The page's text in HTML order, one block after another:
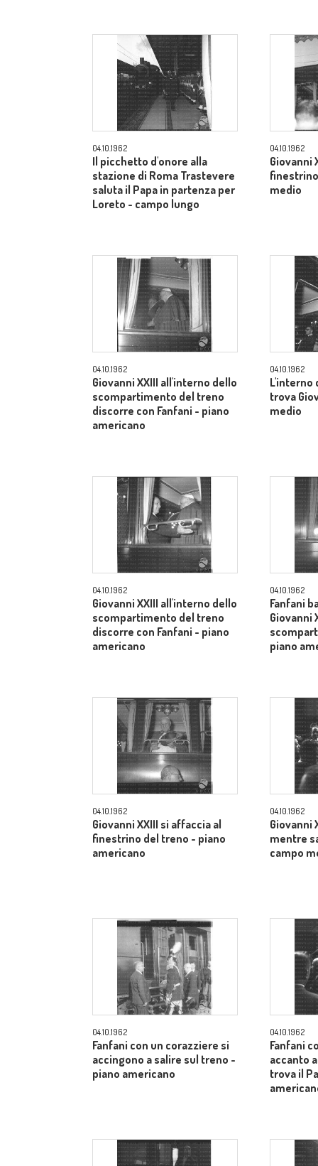
04.10.1962
Il picchetto d'onore alla
stazione di Roma Trastevere
saluta il Papa in partenza per
Loreto - campo lungo
04.10.1962
Giovanni
medio
04.10.1962
Giovanni XXIII all'interno dello
scompartimento del treno
discorre con Fanfani - piano
americano
04.10.1962
L'interno
trova
medio
04.10.1962
Giovanni XXIII all'interno dello
scompartimento del treno
discorre con Fanfani - piano
americano
04.10.1962
Fanfani
Giovanni
piano
04.10.1962
Giovanni XXIII si affaccia al
finestrino del treno - piano
americano
04.10.1962
Giovanni
mentre
campo
04.10.1962
Fanfani con un corazziere si
accingono a salire sul treno -
piano americano
04.10.1962
Fanfani
accanto
trova il